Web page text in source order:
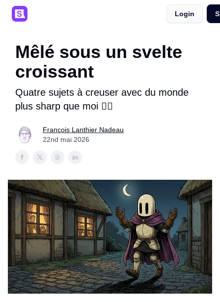
Login
Mêlé sous un svelte
croissant
Quatre sujets à creuser avec du monde
plus sharp que moi 💁‍♂️
Francois Lanthier Nadeau
22nd mai 2026